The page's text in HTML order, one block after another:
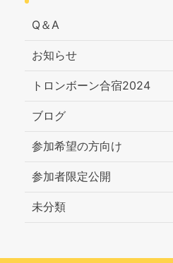
Q＆A
お知らせ
トロンボーン合宿2024
ブログ
参加希望の方向け
参加者限定公開
未分類